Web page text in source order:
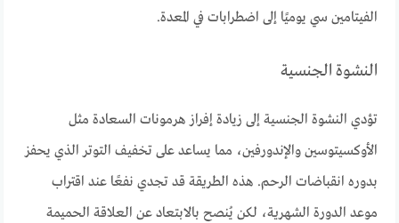
الفيتامين سي يوميًا إلى اضطرابات في المعدة.
النشوة الجنسية
تؤدي النشوة الجنسية إلى زيادة إفراز هرمونات السعادة مثل
الأوكسيتوسين والإندورفين، مما يساعد على تخفيف التوتر الذي يحفز
بدوره انقباضات الرحم. هذه الطريقة قد تجدي نفعًا عند اقتراب
موعد الدورة الشهرية، لكن يُنصح بالابتعاد عن العلاقة الحميمة